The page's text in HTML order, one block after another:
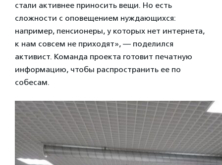
стали активнее приносить вещи. Но есть
сложности с оповещением нуждающихся:
например, пенсионеры, у которых нет интернета,
к нам совсем не приходят», — поделился
активист. Команда проекта готовит печатную
информацию, чтобы распространить ее по
собесам.